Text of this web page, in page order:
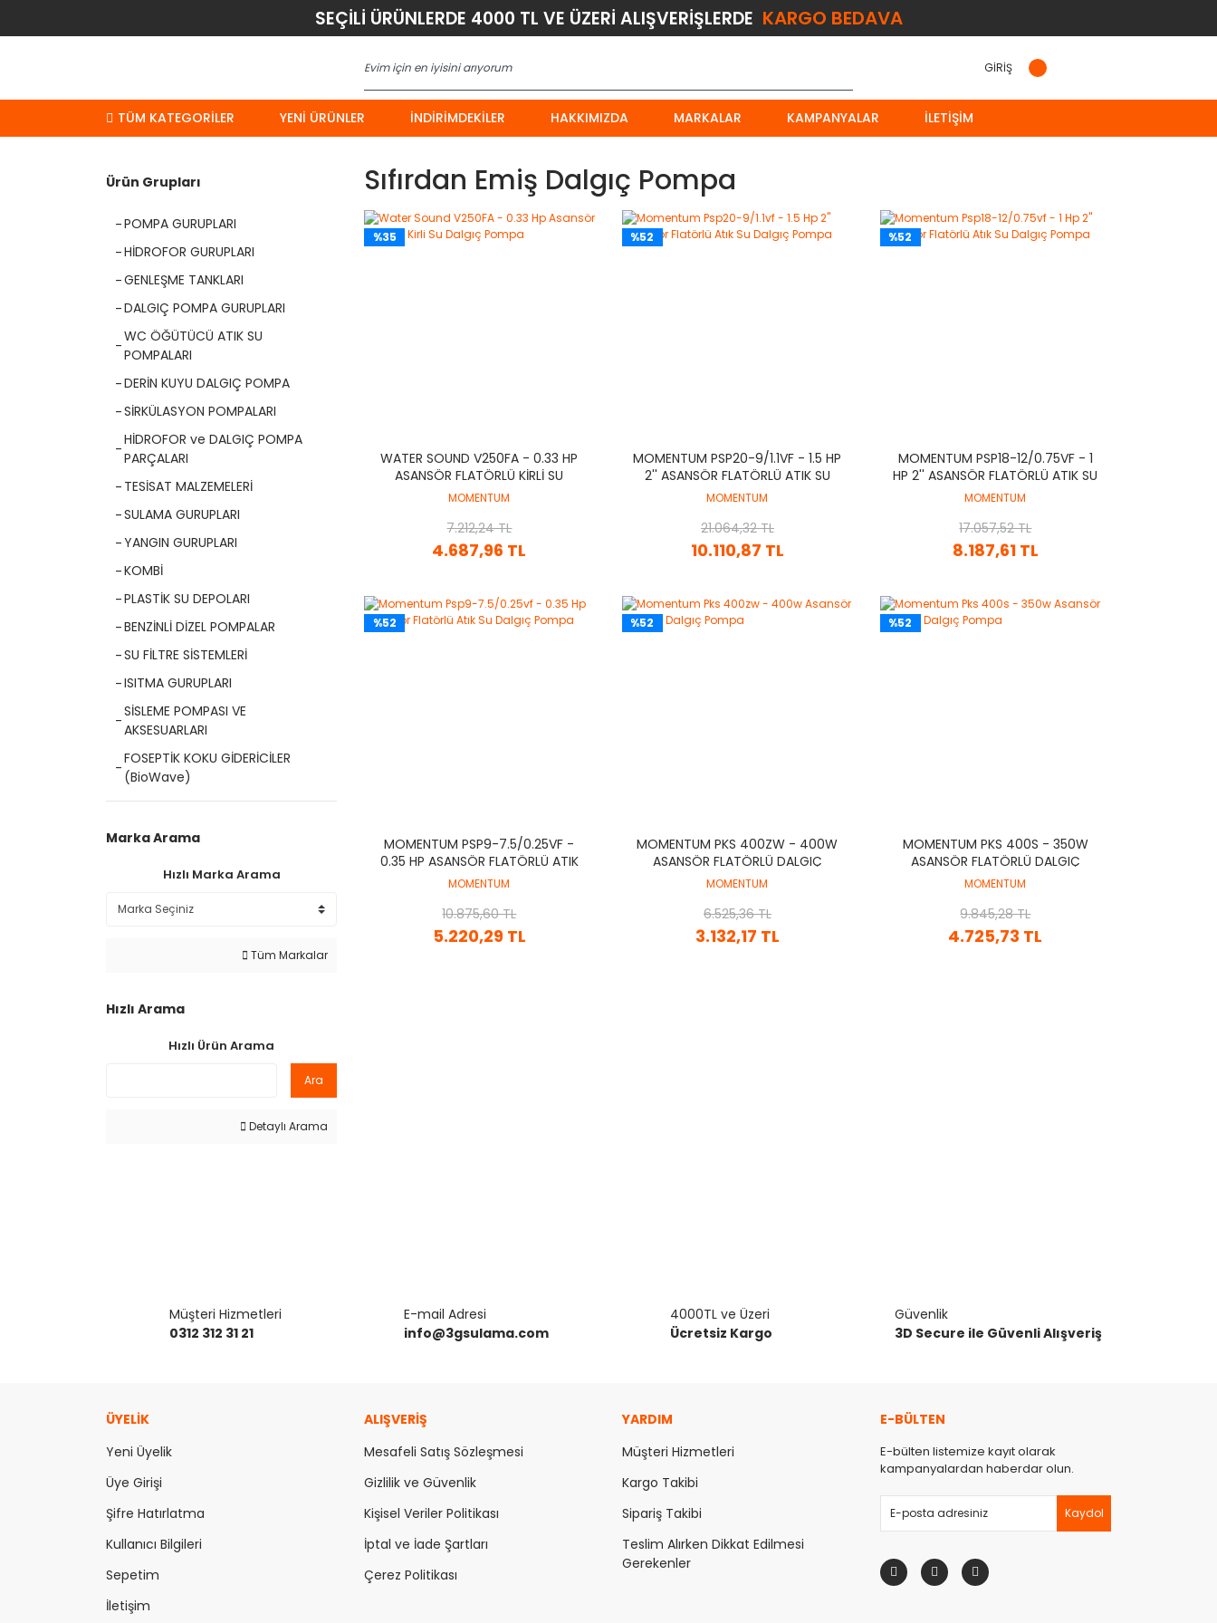
SEÇİLİ ÜRÜNLERDE 4000 TL VE ÜZERİ ALIŞVERİŞLERDE KARGO BEDAVA
GİRİŞ
TÜM KATEGORİLER YENI ÜRÜNLER İNDIRIMDEKILER HAKKIMIZDA MARKALAR KAMPANYALAR İLETIŞIM
Ürün Grupları
POMPA GURUPLARI
HİDROFOR GURUPLARI
GENLEŞME TANKLARI
DALGIÇ POMPA GURUPLARI
WC ÖĞÜTÜCÜ ATIK SU
POMPALARI
DERİN KUYU DALGIÇ POMPA
SİRKÜLASYON POMPALARI
HİDROFOR ve DALGIÇ POMPA
PARÇALARI
TESİSAT MALZEMELERİ
SULAMA GURUPLARI
YANGIN GURUPLARI
KOMBİ
PLASTİK SU DEPOLARI
BENZİNLİ DİZEL POMPALAR
SU FİLTRE SİSTEMLERİ
ISITMA GURUPLARI
SİSLEME POMPASI VE
AKSESUARLARI
FOSEPTİK KOKU GİDERİCİLER
(BioWave)
Marka Arama
Hızlı Marka Arama
Tüm Markalar
Hızlı Arama
Hızlı Ürün Arama
Ara
Detaylı Arama
Sıfırdan Emiş Dalgıç Pompa
%35
WATER SOUND V250FA - 0.33 HP
ASANSÖR FLATÖRLÜ KIRLI SU
DALGIÇ POMPA
MOMENTUM
4.687,96 TL
7.212,24 TL
%52
MOMENTUM PSP20-9/1.1VF - 1.5 HP
2'' ASANSÖR FLATÖRLÜ ATIK SU
DALGIÇ POMPA
MOMENTUM
10.110,87 TL
21.064,32 TL
%52
MOMENTUM PSP18-12/0.75VF - 1
HP 2'' ASANSÖR FLATÖRLÜ ATIK SU
DALGIÇ POMPA
MOMENTUM
8.187,61 TL
17.057,52 TL
%52
MOMENTUM PSP9-7.5/0.25VF -
0.35 HP ASANSÖR FLATÖRLÜ ATIK
SU DALGIÇ POMPA
MOMENTUM
5.220,29 TL
10.875,60 TL
%52
MOMENTUM PKS 400ZW - 400W
ASANSÖR FLATÖRLÜ DALGIÇ
POMPA
MOMENTUM
3.132,17 TL
6.525,36 TL
%52
MOMENTUM PKS 400S - 350W
ASANSÖR FLATÖRLÜ DALGIÇ
POMPA
MOMENTUM
4.725,73 TL
9.845,28 TL
Müşteri Hizmetleri
0312 312 31 21
E-mail Adresi
info@3gsulama.com
4000TL ve Üzeri
Ücretsiz Kargo
Güvenlik
3D Secure ile Güvenli Alışveriş
ÜYELİK
Yeni Üyelik
Üye Girişi
Şifre Hatırlatma
Kullanıcı Bilgileri
Sepetim
İletişim
ALIŞVERİŞ
Mesafeli Satış Sözleşmesi
Gizlilik ve Güvenlik
Kişisel Veriler Politikası
İptal ve İade Şartları
Çerez Politikası
YARDIM
Müşteri Hizmetleri
Kargo Takibi
Sipariş Takibi
Teslim Alırken Dikkat Edilmesi
Gerekenler
E-BÜLTEN
E-bülten listemize kayıt olarak
kampanyalardan haberdar olun.
Kaydol